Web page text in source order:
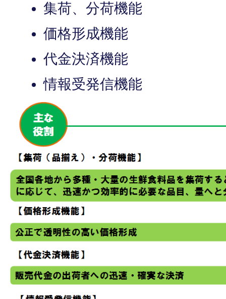
集荷、分荷機能
価格形成機能
代金決済機能
情報受発信機能